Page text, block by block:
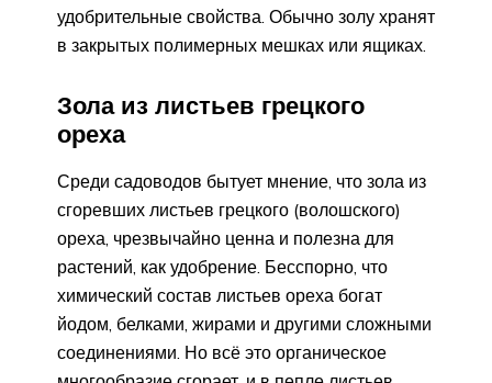
удобрительные свойства. Обычно золу хранят
в закрытых полимерных мешках или ящиках.
Зола из листьев грецкого
ореха
Среди садоводов бытует мнение, что зола из
сгоревших листьев грецкого (волошского)
ореха, чрезвычайно ценна и полезна для
растений, как удобрение. Бесспорно, что
химический состав листьев ореха богат
йодом, белками, жирами и другими сложными
соединениями. Но всё это органическое